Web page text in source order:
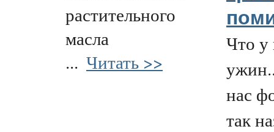
растительного
масла
... Читать >>
Что у
нас
так